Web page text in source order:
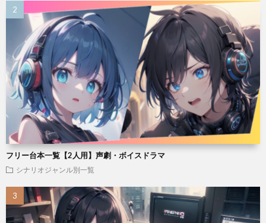
フリー台本一覧【2人用】声劇・ボイスドラマ
シナリオジャンル別一覧